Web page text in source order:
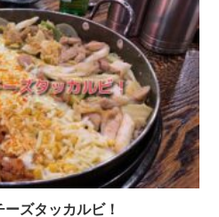
ズタッカルビ！